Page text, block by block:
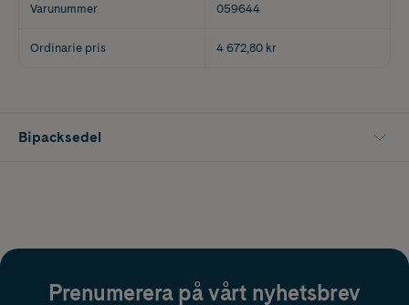
Varunummer 059644
Ordinarie pris 4 672,80 kr
Bipacksedel
Prenumerera på vårt nyhetsbrev